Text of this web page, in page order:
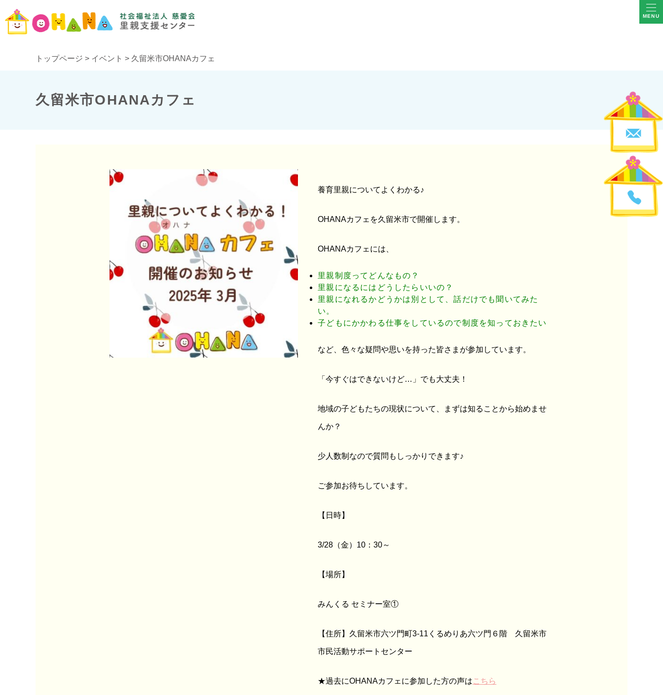
MENU
トップページ > イベント > 久留米市OHANAカフェ
久留米市OHANAカフェ
養育里親についてよくわかる♪
OHANAカフェを久留米市で開催します。
OHANAカフェには、
里親制度ってどんなもの？
里親になるにはどうしたらいいの？
里親になれるかどうかは別として、話だけでも聞いてみた
い。
子どもにかかわる仕事をしているので制度を知っておきたい
など、色々な疑問や思いを持った皆さまが参加しています。
「今すぐはできないけど…」でも大丈夫！
地域の子どもたちの現状について、まずは知ることから始めませ
んか？
少人数制なので質問もしっかりできます♪
ご参加お待ちしています。
【日時】
3/28（金）10：30～
【場所】
みんくる セミナー室①
【住所】久留米市六ツ門町3-11くるめりあ六ツ門６階 久留米市
市民活動サポートセンター
★過去にOHANAカフェに参加した方の声はこちら